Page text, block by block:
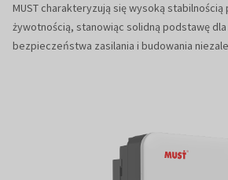
MUST charakteryzują się wysoką stabilnością
żywotnością, stanowiąc solidną podstawę
bezpieczeństwa zasilania i budowania